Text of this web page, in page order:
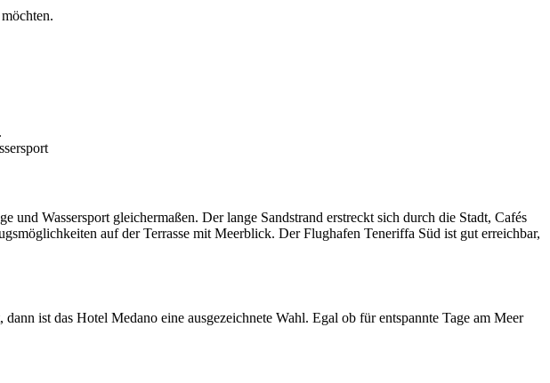
Wassersport gleichermaßen. Der lange Sandstrand erstreckt sich durch die Stadt, Cafés
auf der Terrasse mit Meerblick. Der Flughafen Teneriffa Süd ist gut erreichbar,
dann ist das Hotel Medano eine ausgezeichnete Wahl. Egal ob für entspannte Tage am Meer